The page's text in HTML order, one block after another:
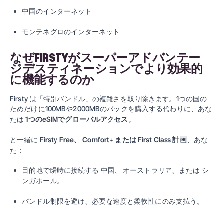
中国のインターネット
モンテネグロのインターネット
なぜFIRSTYがスーパーアドバンテー
ジデスティネーションでより効果的
に機能するのか
Firsty は「特別バンドル」の複雑さを取り除きます。1つの国の
ためだけに100MBや2000MBのパックを購入する代わりに、あな
たは1つのeSIMでグローバルアクセス 。
と一緒に Firsty Free、Comfort+ またはFirst Class計画、あな
た：
目的地で瞬時に接続する 中国 オーストラリア 、または シ
ンガポール。
バンドル制限を避け、必要な速度と柔軟性にのみ支払う。